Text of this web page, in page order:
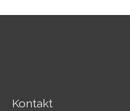
Kontakt